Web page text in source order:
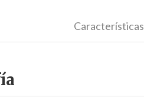
Características